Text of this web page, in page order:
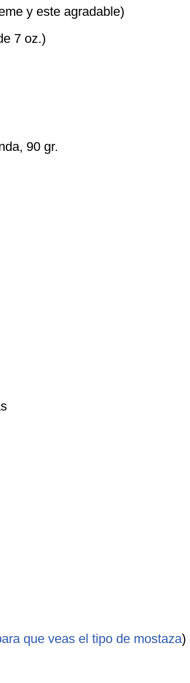
y este agradable)
7 oz.)
90 gr.
que veas el tipo de mostaza)